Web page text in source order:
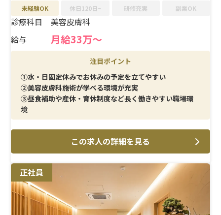
未経験OK 休日120日~ 研修充実 副業OK
診療科目
美容皮膚科
給与
月給33万～
注目ポイント
①水・日固定休みでお休みの予定を立てやすい
②美容皮膚科施術が学べる環境が充実
③昼食補助や産休・育休制度など長く働きやすい職場環
境
この求人の詳細を見る
正社員